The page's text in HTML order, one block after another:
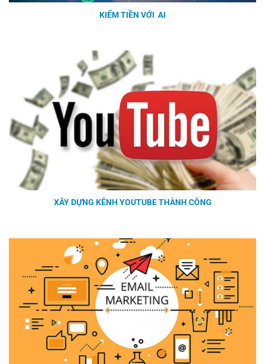
KIẾM TIỀN VỚI AI
XÂY DỰNG KÊNH YOUTUBE THÀNH CÔNG